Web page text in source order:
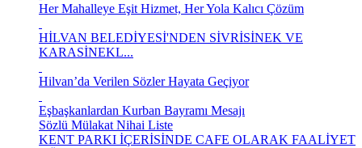
Her Mahalleye Eşit Hizmet, Her Yola Kalıcı Çözüm
HİLVAN BELEDİYESİ'NDEN SİVRİSİNEK VE
KARASİNEKL...
Hilvan’da Verilen Sözler Hayata Geçiyor
Eşbaşkanlardan Kurban Bayramı Mesajı
Sözlü Mülakat Nihai Liste
KENT PARKI İÇERİSİNDE CAFE OLARAK FAALİYET